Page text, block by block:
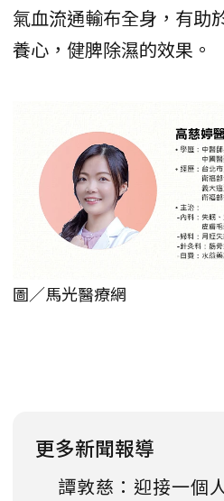
氣血流通輸布全身，有助
養心，健脾除濕的效果。
圖／馬光醫療網
更多新聞報導
譚敦慈：迎接一個